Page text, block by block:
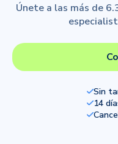
Únete a las más de
Sin
14